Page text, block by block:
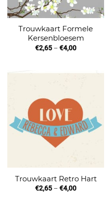
Trouwkaart Formele
Kersenbloesem
€2,65 – €4,00
Trouwkaart Retro Hart
€2,65 – €4,00